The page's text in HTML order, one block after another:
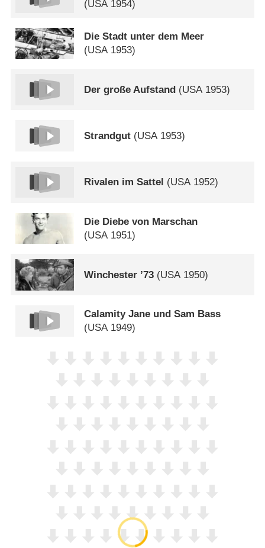
(USA1954)
Die Stadt unter dem Meer
(USA1953)
Der große Aufstand (USA1953)
Strandgut (USA1953)
Rivalen im Sattel (USA1952)
Die Diebe von Marschan
(USA1951)
Winchester ’73 (USA 1950)
Calamity Jane und Sam Bass
(USA1949)